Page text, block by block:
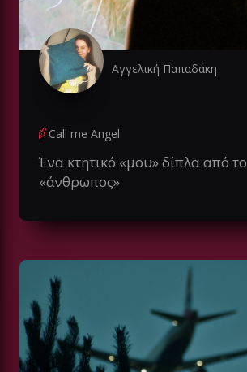
Αγγελική Παπαδάκη
Call me Angel
Ένα κτητικό «μου» δίπλα από το
«άνθρωπος»